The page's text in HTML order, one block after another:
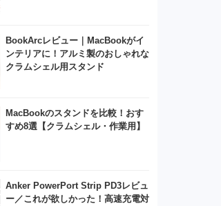
BookArcレビュー｜MacBookがイ
ンテリアに！アルミ製のおしゃれな
クラムシェル用スタンド
MacBookのスタンドを比較！おす
すめ8選【クラムシェル・作業用】
Anker PowerPort Strip PD3レビュ
ー／これが欲しかった！高速充電対